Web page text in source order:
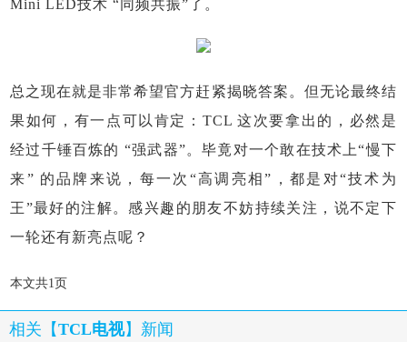
Mini LED技术 “同频共振”了。
总之现在就是非常希望官方赶紧揭晓答案。但无论最终结
果如何，有一点可以肯定：TCL 这次要拿出的，必然是
经过千锤百炼的 “强武器”。毕竟对一个敢在技术上“慢下
来” 的品牌来说，每一次“高调亮相”，都是对“技术为
王”最好的注解。感兴趣的朋友不妨持续关注，说不定下
一轮还有新亮点呢？
本文共1页
相关【TCL电视】新闻